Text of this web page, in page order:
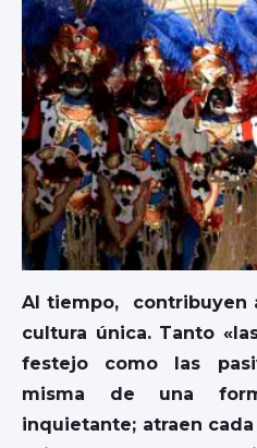
Al tiempo,
contribuyen
cultura única. Tanto
festejo como las
misma de una
inquietante; atraen